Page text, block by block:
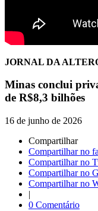
JORNAL DA
Minas conclui
de R$8,3 bilhões
16 de junho de 2026
Compartilhar
Compartilhar no
Compartilhar no
Compartilhar no
Compartilhar no
|
0 Comentário